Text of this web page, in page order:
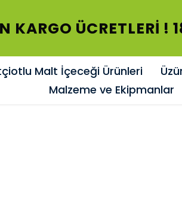
KARGO ÜCRETLERİ !
Malt İçeceği Ürünleri
Malzeme ve Ekipmanlar